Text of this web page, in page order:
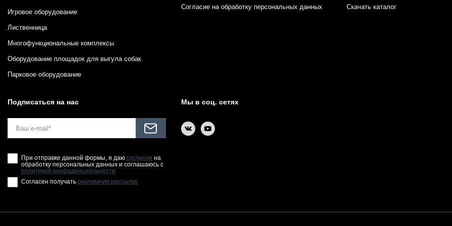
Игровое оборудование
Лиственница
Многофункциональные комплексы
Оборудование площадок для выгула собак
Парковое оборудование
Согласие на обработку персональных данных Скачать каталог
Подписаться на нас
При отправке данной формы, я даю согласие на
обработку персональных данных и соглашаюсь с
политикой конфиденциальности
Согласен получать рекламную рассылку
Мы в соц. сетях